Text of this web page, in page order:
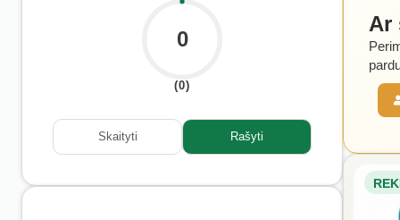
0
(0)
Skaityti Rašyti
Ar